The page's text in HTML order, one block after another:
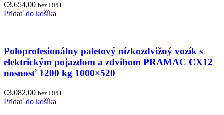
€3.654,00 bez DPH
Pridať do košíka
Poloprofesionálny paletový nízkozdvižný vozík s
elektrickým pojazdom a zdvihom PRAMAC CX12
nosnosť 1200 kg 1000×520
€3.082,00 bez DPH
Pridať do košíka